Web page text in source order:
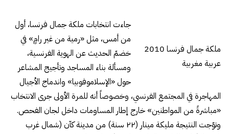
ملكة جمال فرنسا 2010
عربية مغربية
جاءت انتخابات ملكة جمال فرنسا، أول
من أمس، مثل «رمية من غير رامٍ» في
خضمّ الحديث عن الهوية الفرنسية،
ومسألة بناء المساجد وتأجيج المشاعر
حول «الإسلاموفوبيا» واندماج الأجيال
المهاجرة في المجتمع الفرنسي، وخصوصاً أنه للمرة الأولى جرى الانتخاب
«مباشرةً من المواطنين» خارج إطار المساومات داخل لجان الفحص.
وتوّجت النتيجة مليكة مينار (٢٢ سنة) من مدينة كآن (شمال غرب